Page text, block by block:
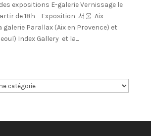
des expositions E-galerie Vernissage le
de 18h Exposition 서울-Aix
galerie Parallax (Aix en Provence) et
Index Gallery et la...